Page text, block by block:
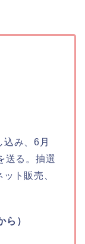
み、6月
送る。抽選
ト販売、
）